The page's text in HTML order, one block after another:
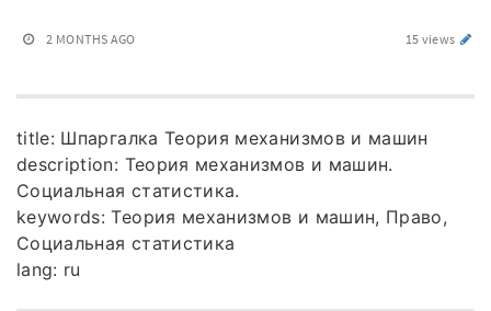
2 MONTHS AGO 15 views
title: Шпаргалка Теория механизмов и машин
description: Теория механизмов и машин.
Социальная статистика.
keywords: Теория механизмов и машин, Право,
Социальная статистика
lang: ru